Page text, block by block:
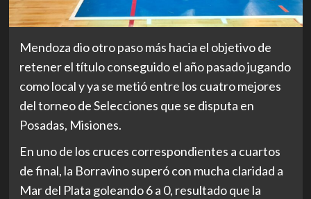
Mendoza dio otro paso más hacia el objetivo de
retener el título conseguido el año pasado jugando
como local y ya se metió entre los cuatro mejores
del torneo de Selecciones que se disputa en
Posadas, Misiones.
En uno de los cruces correspondientes a cuartos
de final, la Borravino superó con mucha claridad a
Mar del Plata goleando 6 a 0, resultado que la